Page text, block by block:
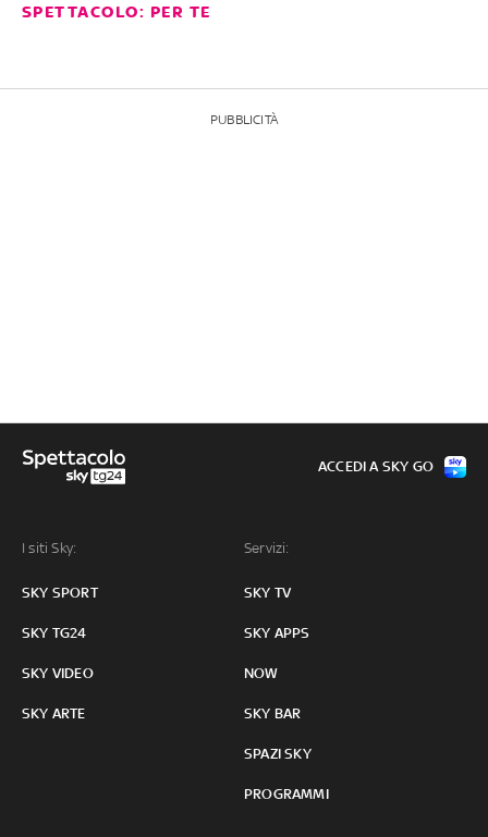
SPETTACOLO: PER TE
PUBBLICITÀ
I siti Sky:
SKY SPORT
SKY TG24
SKY VIDEO
SKY ARTE
Servizi:
SKY TV
SKY APPS
NOW
SKY BAR
SPAZI SKY
PROGRAMMI
ACCEDI A SKY GO